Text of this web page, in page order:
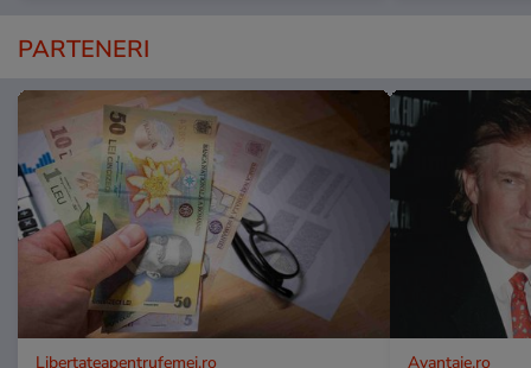
PARTENERI
Libertateapentrufemei.ro Avantaje.ro